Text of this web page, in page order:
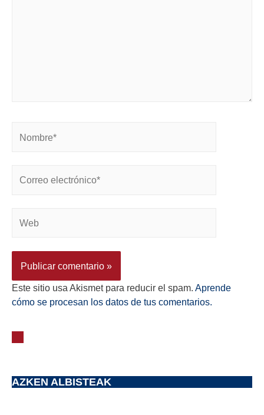
Este sitio usa Akismet para reducir el spam. Aprende
cómo se procesan los datos de tus comentarios.
AZKEN ALBISTEAK